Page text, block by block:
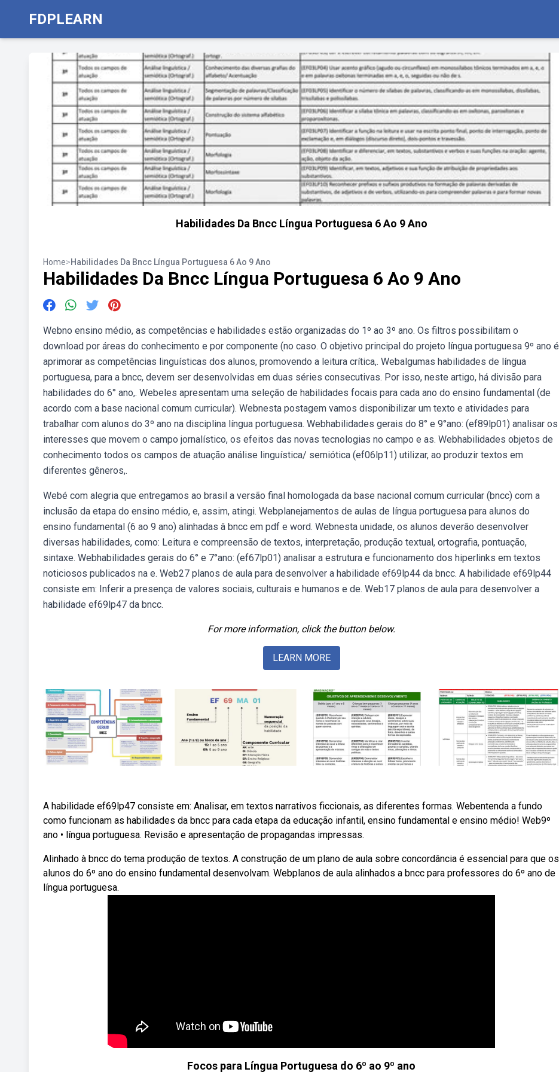
FDPLEARN
Habilidades Da Bncc Língua Portuguesa 6 Ao 9 Ano
Home>Habilidades Da Bncc Língua Portuguesa 6 Ao 9 Ano
Habilidades Da Bncc Língua Portuguesa 6 Ao 9 Ano
Webno ensino médio, as competências e habilidades estão organizadas do 1º ao 3º ano. Os filtros possibilitam o
download por áreas do conhecimento e por componente (no caso. O objetivo principal do projeto língua portuguesa 9º ano é
aprimorar as competências linguísticas dos alunos, promovendo a leitura crítica,. Webalgumas habilidades de língua
portuguesa, para a bncc, devem ser desenvolvidas em duas séries consecutivas. Por isso, neste artigo, há divisão para
habilidades do 6° ano,. Webeles apresentam uma seleção de habilidades focais para cada ano do ensino fundamental (de
acordo com a base nacional comum curricular). Webnesta postagem vamos disponibilizar um texto e atividades para
trabalhar com alunos do 3º ano na disciplina língua portuguesa. Webhabilidades gerais do 8° e 9°ano: (ef89lp01) analisar os
interesses que movem o campo jornalístico, os efeitos das novas tecnologias no campo e as. Webhabilidades objetos de
conhecimento todos os campos de atuação análise linguística/ semiótica (ef06lp11) utilizar, ao produzir textos em
diferentes gêneros,.
Webé com alegria que entregamos ao brasil a versão final homologada da base nacional comum curricular (bncc) com a
inclusão da etapa do ensino médio, e, assim, atingi. Webplanejamentos de aulas de língua portuguesa para alunos do
ensino fundamental (6 ao 9 ano) alinhadas â bncc em pdf e word. Webnesta unidade, os alunos deverão desenvolver
diversas habilidades, como: Leitura e compreensão de textos, interpretação, produção textual, ortografia, pontuação,
sintaxe. Webhabilidades gerais do 6° e 7°ano: (ef67lp01) analisar a estrutura e funcionamento dos hiperlinks em textos
noticiosos publicados na e. Web27 planos de aula para desenvolver a habilidade ef69lp44 da bncc. A habilidade ef69lp44
consiste em: Inferir a presença de valores sociais, culturais e humanos e de. Web17 planos de aula para desenvolver a
habilidade ef69lp47 da bncc.
For more information, click the button below.
LEARN MORE
A habilidade ef69lp47 consiste em: Analisar, em textos narrativos ficcionais, as diferentes formas. Webentenda a fundo
como funcionam as habilidades da bncc para cada etapa da educação infantil, ensino fundamental e ensino médio! Web9º
ano • língua portuguesa. Revisão e apresentação de propagandas impressas.
Alinhado à bncc do tema produção de textos. A construção de um plano de aula sobre concordância é essencial para que os
alunos do 6º ano do ensino fundamental desenvolvam. Webplanos de aula alinhados a bncc para professores do 6º ano de
língua portuguesa.
Focos para Língua Portuguesa do 6º ao 9º ano